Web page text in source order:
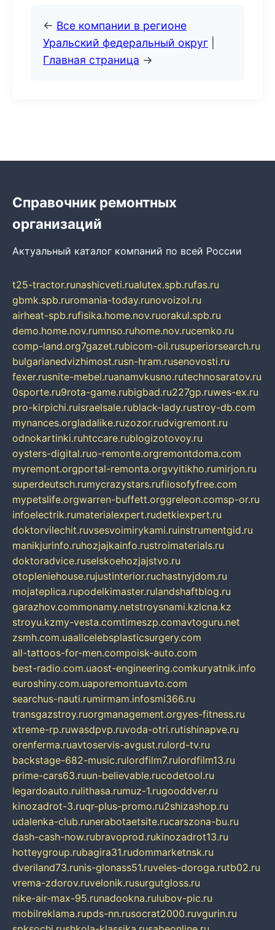
← Все компании в регионе
Уральский федеральный округ
Главная страница →
Справочник ремонтных
организаций
Актуальный каталог компаний по всей России
t25-tractor.runashicveti.rualutex.spb.rufas.ru
gbmk.spb.ruromania-today.runovoizol.ru
airheat-spb.rufisika.home.nov.ruorakul.spb.ru
demo.home.nov.rumnso.ruhome.nov.rucemko.ru
comp-land.org7gazet.rubicom-oil.rusuperiorsearch.ru
bulgarianedvizhimost.rusn-hram.rusenovosti.ru
fexer.rusnite-mebel.ruanamvkusno.rutechnosaratov.ru
0sporte.ru9rota-game.rubigbad.ru227gp.ruwes-ex.ru
pro-kirpichi.ruisraelsale.rublack-lady.rustroy-db.com
mynances.orgladalike.ruzozor.rudvigremont.ru
odnokartinki.ruhtccare.rublogizotovoy.ru
oysters-digital.ruo-remonte.orgremontdoma.com
myremont.orgportal-remonta.orgvyitikho.rumirjon.ru
superdeutsch.rumycrazystars.rufilosofyfree.com
mypetslife.orgwarren-buffett.orggreleon.comsp-or.ru
infoelectrik.rumaterialexpert.rudetkiexpert.ru
doktorvilechit.ruvsesvoimirykami.ruinstrumentgid.ru
manikjurinfo.ruhozjajkainfo.rustroimaterials.ru
doktoradvice.ruselskoehozjajstvo.ru
otopleniehouse.rujustinterior.ruchastnyjdom.ru
mojateplica.rupodelkimaster.rulandshaftblog.ru
garazhov.commonamy.netstroysnami.kzlcna.kz
stroyu.kzmy-vesta.comtimeszp.comavtoguru.net
zsmh.com.uaallcelebsplasticsurgery.com
all-tattoos-for-men.compoisk-auto.com
best-radio.com.uaost-engineering.comkuryatnik.info
euroshiny.com.uaporemontuavto.com
searchus-nauti.rumirmam.infosmi366.ru
transgazstroy.ruorgmanagement.orgyes-fitness.ru
xtreme-rp.ruwasdpvp.ruvoda-otri.rutishinapve.ru
orenferma.ruavtoservis-avgust.rulord-tv.ru
backstage-682-music.rulordfilm7.rulordfilm13.ru
prime-cars63.ruun-believable.rucodetool.ru
legardoauto.rulithasa.rumuz-1.rugooddver.ru
kinozadrot-3.ruqr-plus-promo.ru2shizashop.ru
udalenka-club.runerabotaetsite.rucarszona-bu.ru
dash-cash-now.rubravoprod.rukinozadrot13.ru
hotteygroup.rubagira31.rudommarketnsk.ru
dveriland73.runis-glonass51.ruveles-doroga.rutb02.ru
vrema-zdorov.ruvelonik.rusurgutgloss.ru
nike-air-max-95.runadookna.rulubov-pic.ru
mobilreklama.rupds-nn.rusocrat2000.ruvgurin.ru